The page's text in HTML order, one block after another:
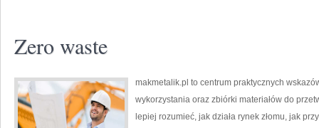
Zero waste
makmetalik.pl to centrum praktycznych
wykorzystania oraz zbiórki materiałów do
lepiej rozumieć, jak działa rynek złomu, jak